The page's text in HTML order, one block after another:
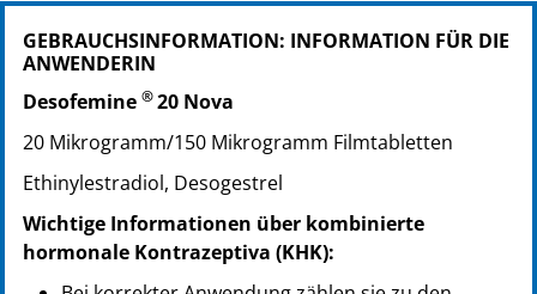
PZN: 09925610
PPN: 110992561044
GTIN: 04251520703896
PZN: 09925627
PPN: 110992562734
GTIN: 04251520703902
PZN: 09925633
PPN: 110992563300
GTIN: 04251520703919
GEBRAUCHSINFORMATION: INFORMATION FÜR DIE
ANWENDERIN
Desofemine ®20 Nova
20 Mikrogramm/150 Mikrogramm Filmtabletten
Ethinylestradiol, Desogestrel
Wichtige Informationen über kombinierte
hormonale Kontrazeptiva (KHK):